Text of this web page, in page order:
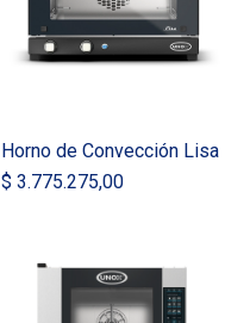
Horno de Convección Lisa
$ 3.775.275,00